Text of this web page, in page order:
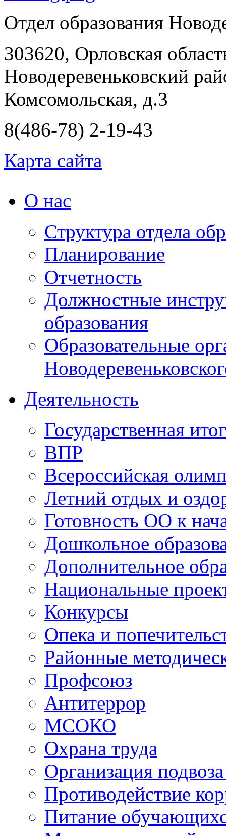
Отдел образования
303620, Орловская
Новодеревеньковский
Комсомольская, д.3
8(486-78) 2-19-43
Карта сайта
О нас
Структура отдела
Планирование
Отчетность
Должностные
образования
Образовательные
Деятельность
Государственная
ВПР
Всероссийская
Летний отдых и
Готовность ОО к
Дошкольное
Дополнительное
Национальные
Конкурсы
Опека и
Районные
Профсоюз
Антитеррор
МСОКО
Охрана труда
Организация
Противодействие
Питание